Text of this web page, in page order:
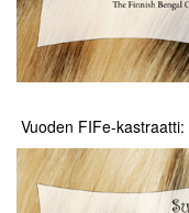
Vuoden FIFe-